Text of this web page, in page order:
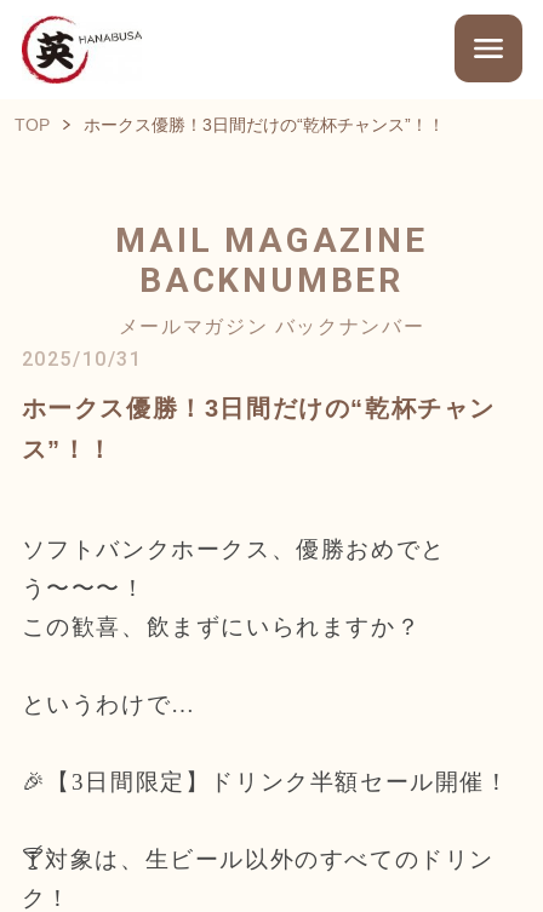
TOP ホークス優勝！3日間だけの“乾杯チャンス”！！
MAIL MAGAZINE
BACKNUMBER
メールマガジン バックナンバー
2025/10/31
ホークス優勝！3日間だけの“乾杯チャン
ス”！！
ソフトバンクホークス、優勝おめでと
う〜〜〜！
この歓喜、飲まずにいられますか？
というわけで…
🎉【3日間限定】ドリンク半額セール開催！
🍸対象は、生ビール以外のすべてのドリン
ク！